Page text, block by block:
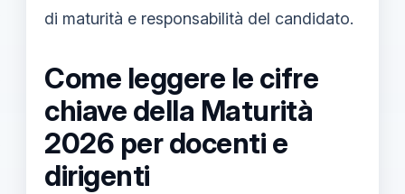
di maturità e responsabilità del candidato.
Come leggere le cifre
chiave della Maturità
2026 per docenti e
dirigenti